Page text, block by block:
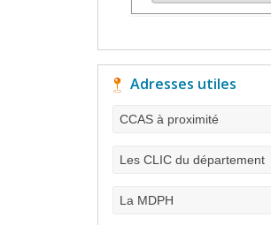
Adresses utiles
CCAS à proximité
Les CLIC du département
La MDPH